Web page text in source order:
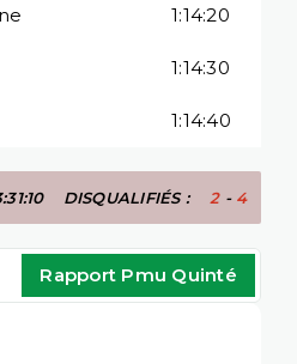
1:14:20
1:14:30
1:14:40
DISQUALIFIÉS : 2- 4
Rapport Pmu Quinté